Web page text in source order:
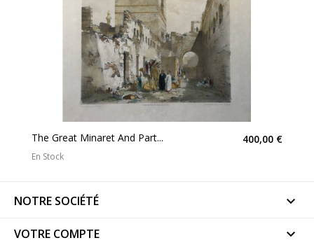
The Great Minaret And Part... 400,00 €
En Stock
NOTRE SOCIÉTÉ 
VOTRE COMPTE 